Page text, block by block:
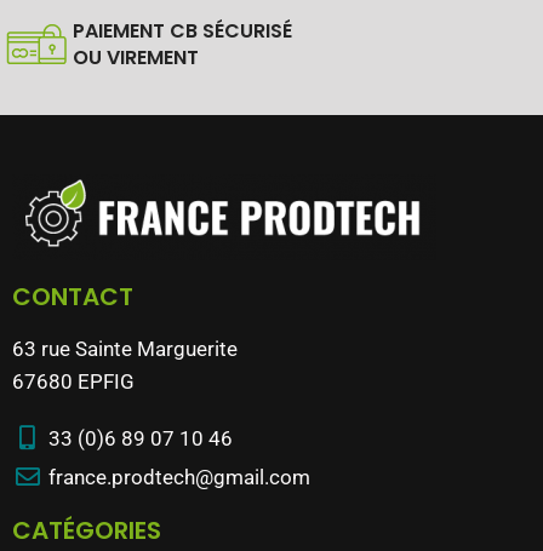
PAIEMENT CB SÉCURISÉ
OU VIREMENT
CONTACT
63 rue Sainte Marguerite
67680 EPFIG
33 (0)6 89 07 10 46
france.prodtech@gmail.com
CATÉGORIES